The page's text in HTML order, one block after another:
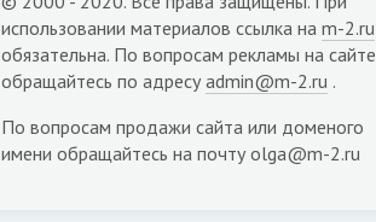
использовании материалов ссылка на m-2.ru
обязательна. По вопросам рекламы на сайте
обращайтесь по адресу admin@m-2.ru .
По вопросам продажи сайта или доменого
имени обращайтесь на почту olga@m-2.ru